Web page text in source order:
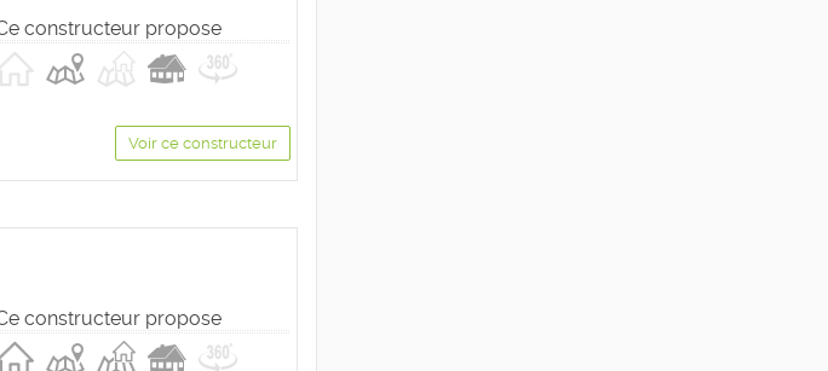
constructeur propose
Voir ce constructeur
constructeur propose